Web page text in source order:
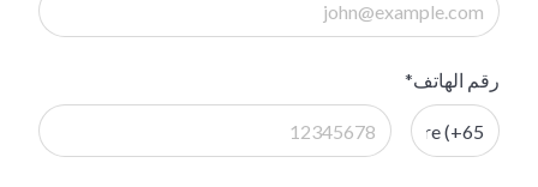
رقم الهاتف*